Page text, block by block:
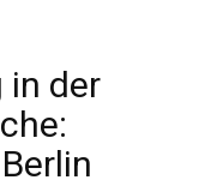
in der